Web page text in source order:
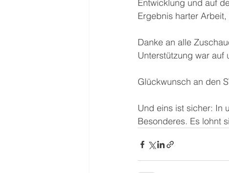
Entwicklung und auf
Ergebnis harter
Danke an alle
Unterstützung war auf
Glückwunsch an den
Und eins ist sicher: In
Besonderes. Es lohnt